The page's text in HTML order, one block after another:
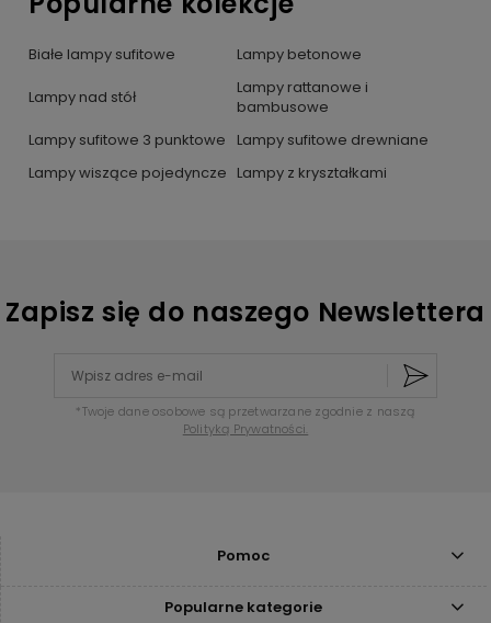
Białe lampy sufitowe Lampy betonowe
Lampy nad stół
Lampy rattanowe i
bambusowe
Lampy sufitowe 3 punktowe
Lampy sufitowe drewniane
Lampy wiszące pojedyncze Lampy z kryształkami
Zapisz się do naszego Newslettera
*Twoje dane osobowe są przetwarzane zgodnie z naszą
Polityką Prywatności.
Pomoc
Popularne kategorie